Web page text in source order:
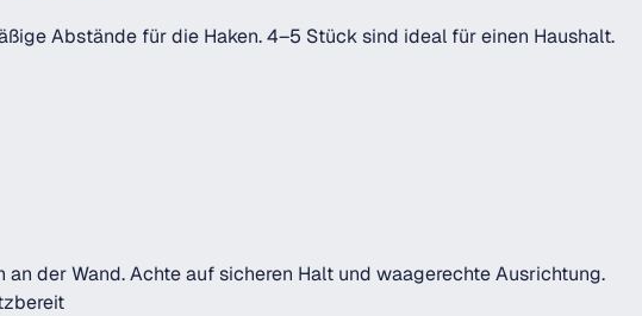
Abstände für die Haken. 4–5 Stück sind ideal für einen Haushalt.
der Wand. Achte auf sicheren Halt und waagerechte Ausrichtung.